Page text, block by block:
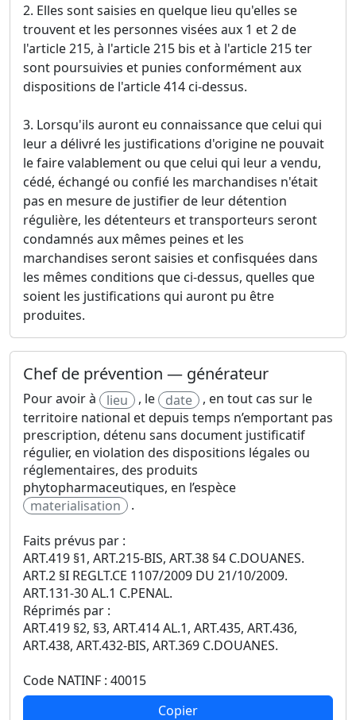
2. Elles sont saisies en quelque lieu qu'elles se
trouvent et les personnes visées aux 1 et 2 de
l'article 215, à l'article 215 bis et à l'article 215 ter
sont poursuivies et punies conformément aux
dispositions de l'article 414 ci-dessus.
3. Lorsqu'ils auront eu connaissance que celui qui
leur a délivré les justifications d'origine ne pouvait
le faire valablement ou que celui qui leur a vendu,
cédé, échangé ou confié les marchandises n'était
pas en mesure de justifier de leur détention
régulière, les détenteurs et transporteurs seront
condamnés aux mêmes peines et les
marchandises seront saisies et confisquées dans
les mêmes conditions que ci-dessus, quelles que
soient les justifications qui auront pu être
produites.
Chef de prévention — générateur
Pour avoir à lieu , le date
, en tout cas sur le
territoire national et depuis temps n’emportant pas
prescription, détenu sans document justificatif
régulier, en violation des dispositions légales ou
réglementaires, des produits
phytopharmaceutiques, en l’espèce
materialisation
.
Faits prévus par :
ART.419 §1, ART.215-BIS, ART.38 §4 C.DOUANES.
ART.2 §I REGLT.CE 1107/2009 DU 21/10/2009.
ART.131-30 AL.1 C.PENAL.
Réprimés par :
ART.419 §2, §3, ART.414 AL.1, ART.435, ART.436,
ART.438, ART.432-BIS, ART.369 C.DOUANES.
Code NATINF : 40015
Copier